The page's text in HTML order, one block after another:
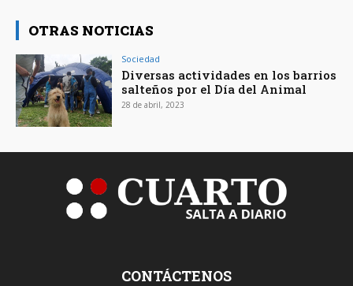
OTRAS NOTICIAS
Sociedad
Diversas actividades en los barrios
salteños por el Día del Animal
28 de abril, 2023
CONTÁCTENOS